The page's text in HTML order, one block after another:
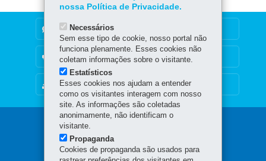
MAPA DO SITE
DENUNCIE CORRUPÇÃO
OUVIDORIA
Navegação
principal
nossa Política de Privacidade.
Necessários
Sem esse tipo de cookie, nosso portal não
funciona plenamente. Esses cookies não
coletam informações sobre o visitante.
Estatísticos
Esses cookies nos ajudam a entender
como os visitantes interagem com nosso
site. As informações são coletadas
anonimamente, não identificam o
visitante.
Propaganda
Cookies de propaganda são usados para